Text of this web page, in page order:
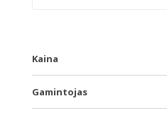
Kaina
Gamintojas